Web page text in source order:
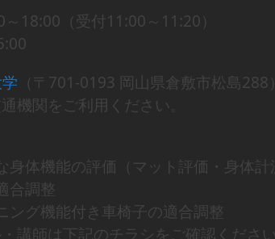
18:00（受付11:00～11:20）
（〒701-0193 岡山県倉敷市松島288）
関をご利用ください。
体機能の評価（マット評価・身体計
合調整
グ機能付き車椅子の適合調整
講師は下記のチラシをご確認ください